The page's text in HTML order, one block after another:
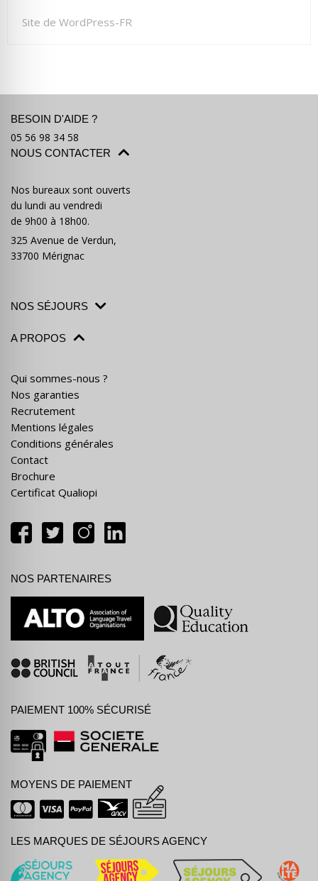
Site de WordPress-FR
BESOIN D'AIDE ?
05 56 98 34 58
NOUS CONTACTER
Nos bureaux sont ouverts
du lundi au vendredi
de 9h00 à 18h00.
325 Avenue de Verdun,
33700 Mérignac
NOS SÉJOURS
A PROPOS
Qui sommes-nous ?
Nos garanties
Recrutement
Mentions légales
Conditions générales
Contact
Brochure
Certificat Qualiopi
NOS PARTENAIRES
PAIEMENT 100% SÉCURISÉ
MOYENS DE PAIEMENT
LES MARQUES DE SÉJOURS AGENCY